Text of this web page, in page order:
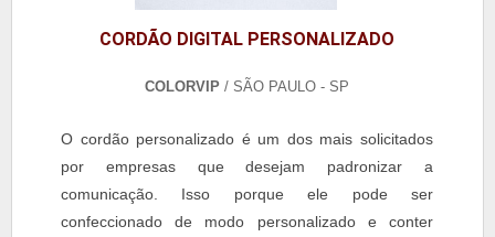
CORDÃO DIGITAL PERSONALIZADO
COLORVIP / SÃO PAULO - SP
O cordão personalizado é um dos mais solicitados
por empresas que desejam padronizar a
comunicação. Isso porque ele pode ser
confeccionado de modo personalizado e conter